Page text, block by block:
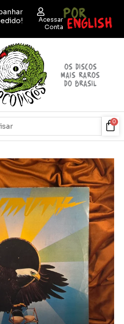
Acessar
Conta
POR
ENGLISH
OS discos
mais raros
do brasil
0